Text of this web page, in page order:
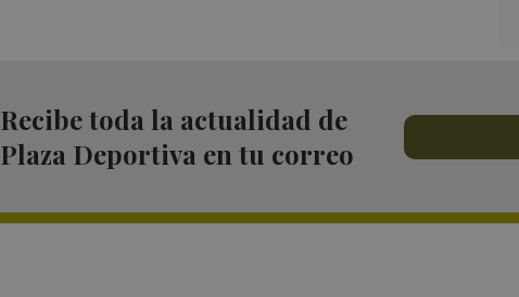
Recibe toda la actualidad de
Plaza Deportiva en tu correo